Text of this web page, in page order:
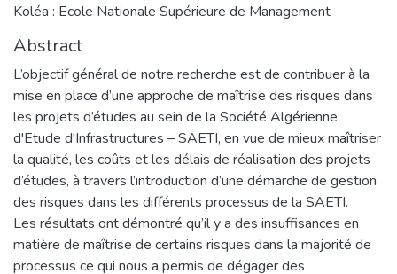
Koléa : Ecole Nationale Supérieure de Management
Abstract
L’objectif général de notre recherche est de contribuer à la
mise en place d’une approche de maîtrise des risques dans
les projets d’études au sein de la Société Algérienne
d'Etude d'Infrastructures – SAETI, en vue de mieux maîtriser
la qualité, les coûts et les délais de réalisation des projets
d’études, à travers l’introduction d’une démarche de gestion
des risques dans les différents processus de la SAETI.
Les résultats ont démontré qu’il y a des insuffisances en
matière de maîtrise de certains risques dans la majorité de
processus ce qui nous a permis de dégager des